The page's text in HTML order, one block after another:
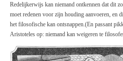
Redelijkerwijs kan niemand ontkennen dat dit
moet redenen voor zijn houding aanvoeren, en
het filosofische kan ontsnappen.(En passant
Aristoteles op: niemand kan weigeren te